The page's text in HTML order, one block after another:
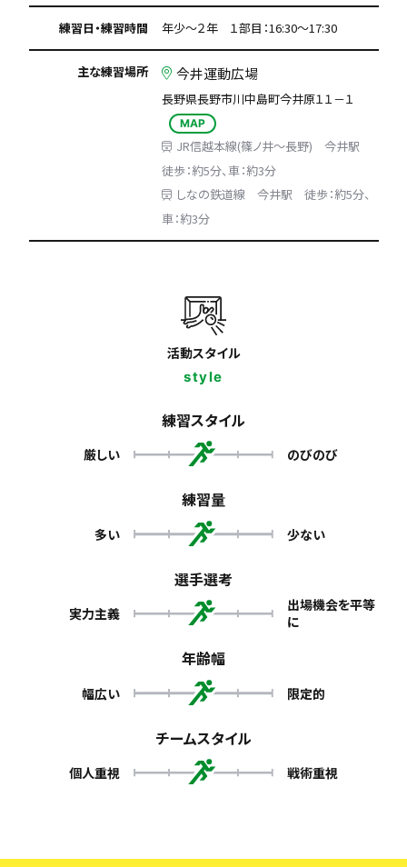
練習日・練習時間 年少～２年 １部目：16:30～17:30
主な練習場所 今井運動広場
長野県長野市川中島町今井原１１－１
MAP
JR信越本線(篠ノ井～長野) 今井駅
徒歩：約5分、車：約3分
しなの鉄道線 今井駅 徒歩：約5分、
車：約3分
活動スタイル
style
練習スタイル
厳しい のびのび
練習量
多い 少ない
選手選考
実力主義
出場機会を平等
に
年齢幅
幅広い 限定的
チームスタイル
個人重視 戦術重視